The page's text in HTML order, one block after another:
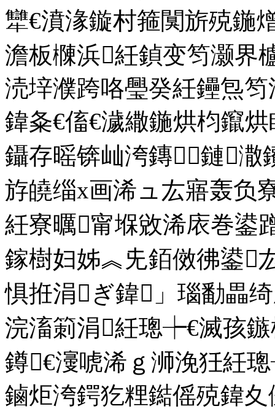
犫€濆湪鏇村箍闃旂殑鍦
澹板樄浜紝鍞变笉灏界
涜垶濮跨咯璺癸紝鑸炰
鍏夈€傗€濊繖鍦烘枃鑹
鑷存暚锛屾洿鏄鏈潵
斿皢缁х画浠ュ厷寤轰负
紝寮曞甯堢敓浠庡巻鍙
鎵樹妇姊︽兂銆傚彿鍙
惧拰涓ぎ鍏」瑙勫畾
浣滀箣涓紝璁┾€滅孩
鐏€濅唬浠ｇ浉浼狅紝
鏀炬洿鍔犵粴鐑傜殑鍏